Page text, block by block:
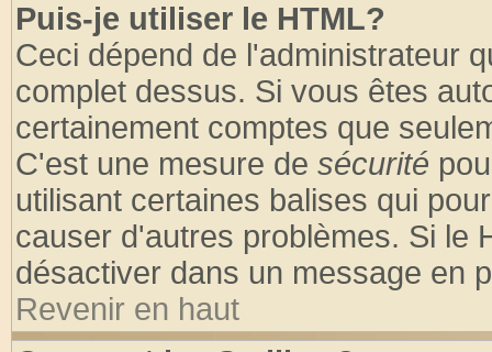
Puis-je utiliser le HTML?
Ceci dépend de l'administrateur
complet dessus. Si vous êtes
certainement comptes que
C'est une mesure de sécurité
utilisant certaines balises qui
causer d'autres problèmes. Si le
désactiver dans un message en
Revenir en haut